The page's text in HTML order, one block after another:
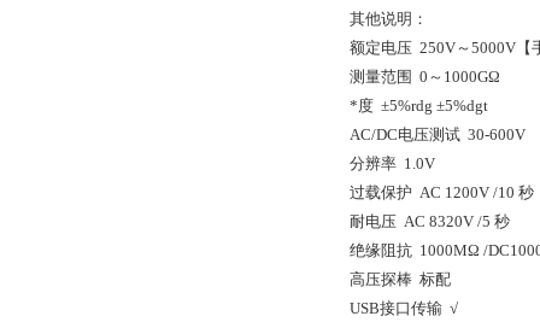
其他说明：
额定电压 250V～5000V【
测量范围 0～1000GΩ
*度 ±5%rdg ±5%dgt
AC/DC电压测试 30-600V
分辨率 1.0V
过载保护 AC 1200V /10 秒
耐电压 AC 8320V /5 秒
绝缘阻抗 1000MΩ /
高压探棒 标配
USB接口传输 √